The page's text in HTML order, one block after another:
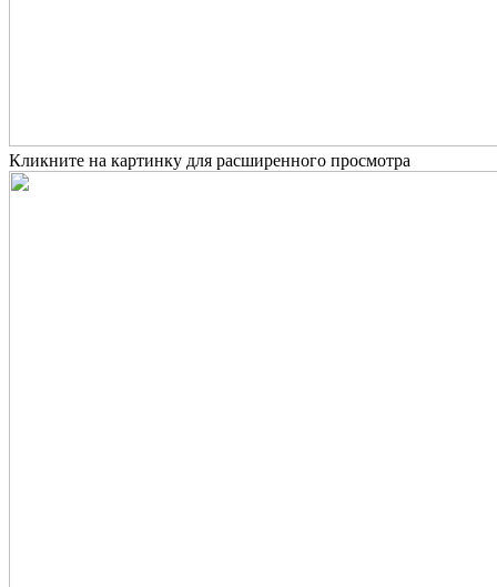
Кликните на картинку для расширенного просмотра